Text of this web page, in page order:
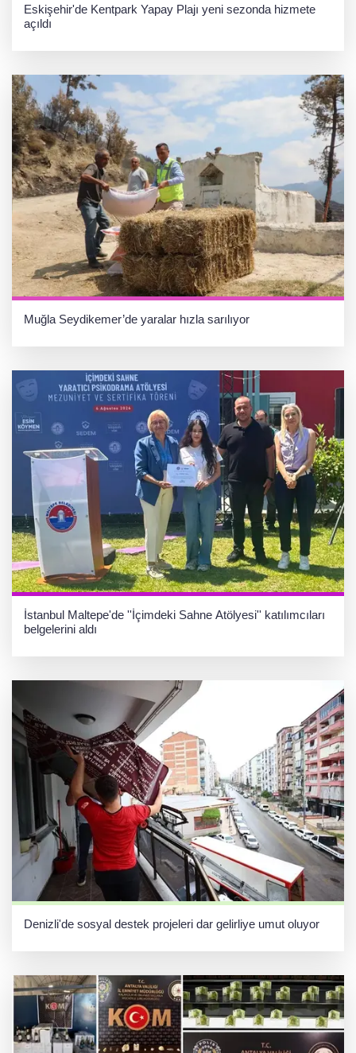
Eskişehir'de Kentpark Yapay Plajı yeni sezonda hizmete
açıldı
Muğla Seydikemer’de yaralar hızla sarılıyor
İstanbul Maltepe'de ''İçimdeki Sahne Atölyesi'' katılımcıları
belgelerini aldı
Denizli'de sosyal destek projeleri dar gelirliye umut oluyor